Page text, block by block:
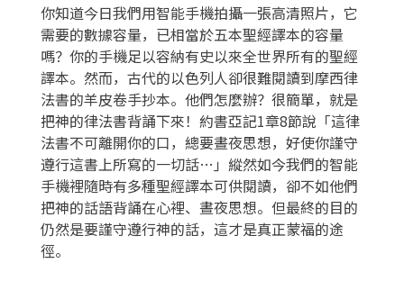
你知道今日我們用智能手機拍攝一張高清照片，它
需要的數據容量，已相當於五本聖經譯本的容量
嗎？你的手機足以容納有史以來全世界所有的聖經
譯本。然而，古代的以色列人卻很難閱讀到摩西律
法書的羊皮卷手抄本。他們怎麼辦？很簡單，就是
把神的律法書背誦下來！約書亞記1章8節說「這律
法書不可離開你的口，總要晝夜思想，好使你謹守
遵行這書上所寫的一切話…」縱然如今我們的智能
手機裡隨時有多種聖經譯本可供閱讀，卻不如他們
把神的話語背誦在心裡、晝夜思想。但最終的目的
仍然是要謹守遵行神的話，這才是真正蒙福的途
徑。